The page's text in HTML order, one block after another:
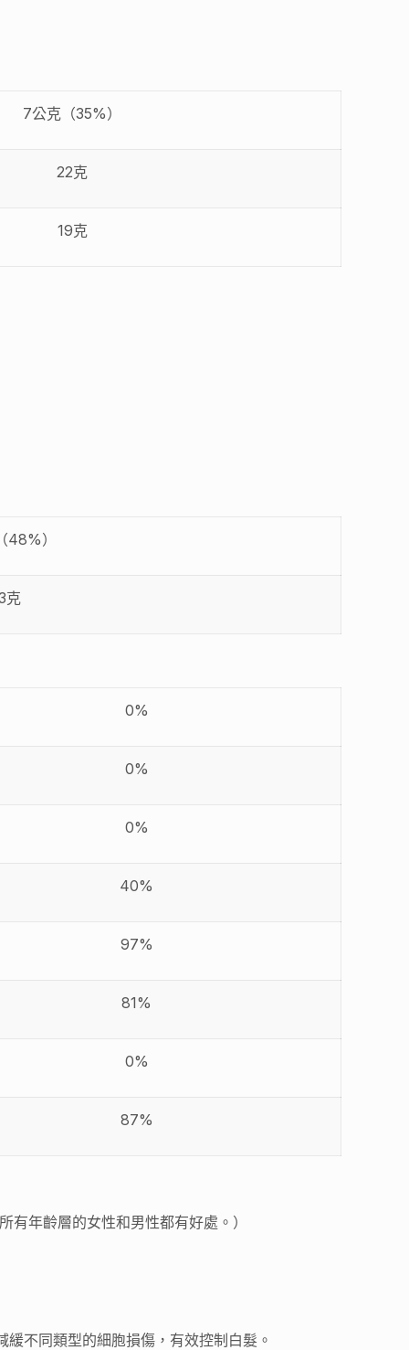
7公克（35%）
22克
19克
48%）
克
0%
0%
0%
40%
97%
81%
0%
87%
年齡層的女性和男性都有好處。）
不同類型的細胞損傷，有效控制白髮。